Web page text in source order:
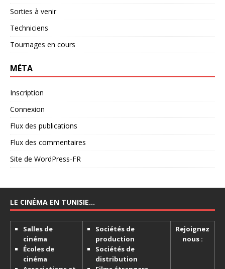
Sorties à venir
Techniciens
Tournages en cours
MÉTA
Inscription
Connexion
Flux des publications
Flux des commentaires
Site de WordPress-FR
LE CINÉMA EN TUNISIE…
Salles de
cinéma
Écoles de
cinéma
Sociétés de
production
Sociétés de
distribution
Rejoignez
nous :